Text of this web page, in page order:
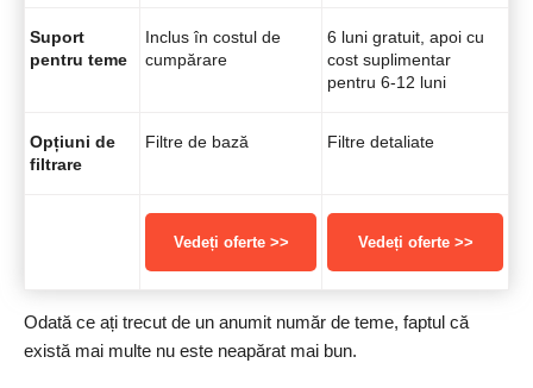
Suport
pentru teme
Inclus în costul de
cumpărare
6 luni gratuit, apoi cu
cost suplimentar
pentru 6-12 luni
Opțiuni de
filtrare
Filtre de bază Filtre detaliate
Vedeți oferte >> Vedeți oferte >>
Odată ce ați trecut de un anumit număr de teme, faptul că
există mai multe nu este neapărat mai bun.